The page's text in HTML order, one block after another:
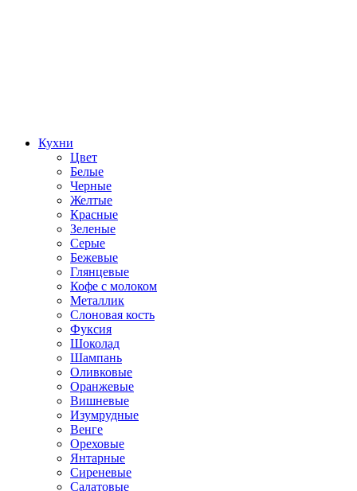
Кухни
Цвет
Белые
Черные
Желтые
Красные
Зеленые
Серые
Бежевые
Глянцевые
Кофе с молоком
Металлик
Слоновая кость
Фуксия
Шоколад
Шампань
Оливковые
Оранжевые
Вишневые
Изумрудные
Венге
Ореховые
Янтарные
Сиреневые
Салатовые